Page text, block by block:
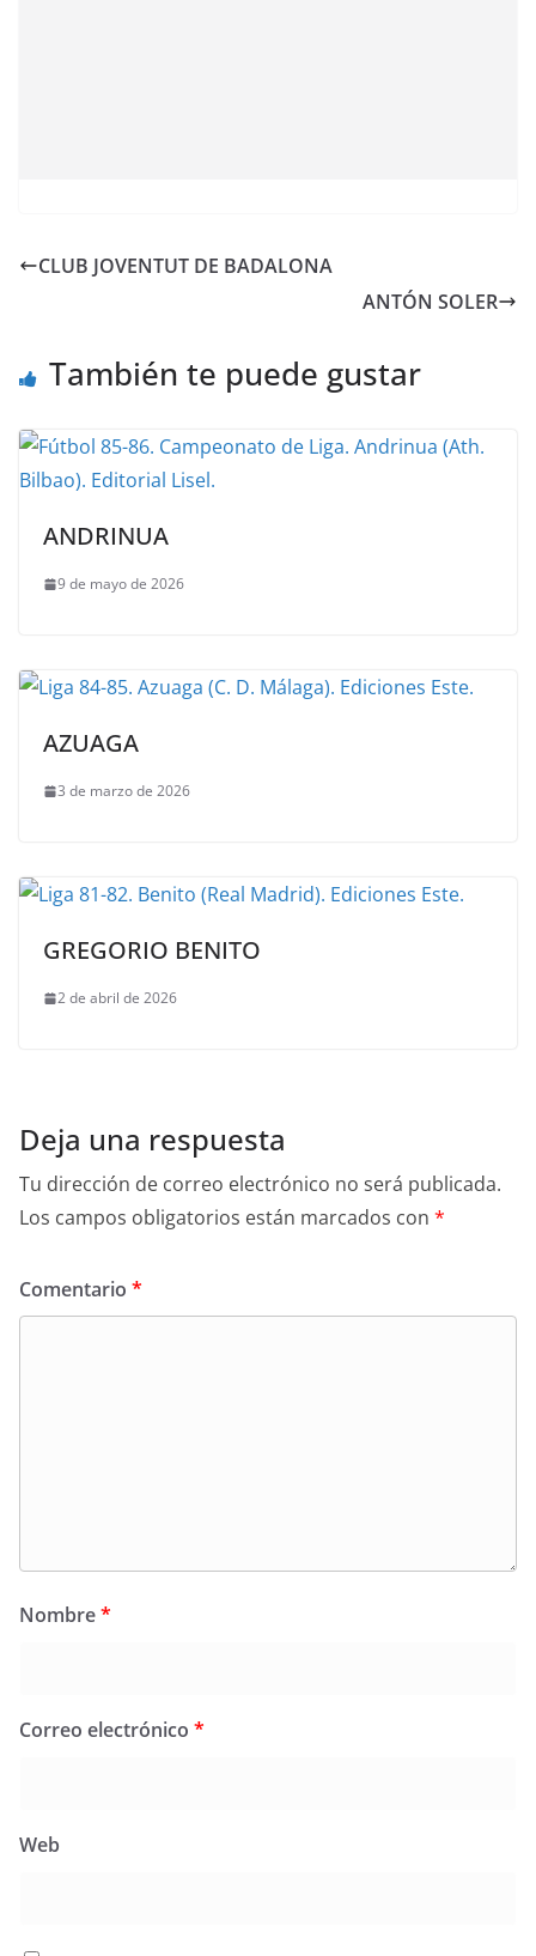
CLUB JOVENTUT DE BADALONA
ANTÓN SOLER
También te puede gustar
ANDRINUA
9 de mayo de 2026
AZUAGA
3 de marzo de 2026
GREGORIO BENITO
2 de abril de 2026
Deja una respuesta
Tu dirección de correo electrónico no será publicada.
Los campos obligatorios están marcados con *
Comentario *
Nombre*
Correo electrónico *
Web